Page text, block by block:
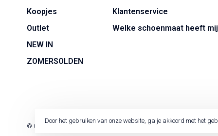
Koopjes
Outlet
NEW IN
ZOMERSOLDEN
Klantenservice
Welke schoenmaat heeft
© Copyright 2026 Jackie Kid
Door het gebruiken van onze website, ga je akkoord met het